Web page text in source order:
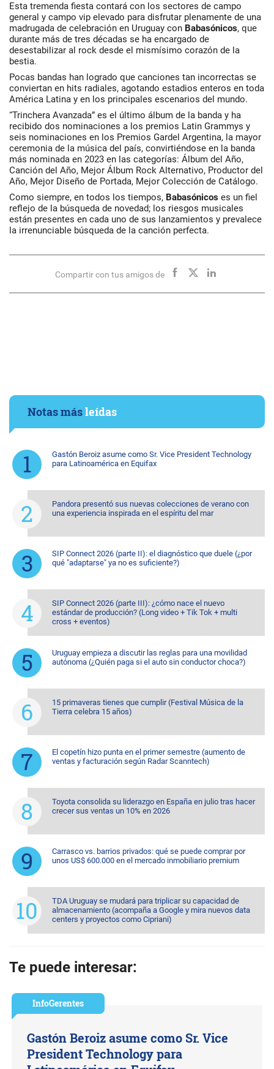
Esta tremenda fiesta contará con los sectores de campo
general y campo vip elevado para disfrutar plenamente de una
madrugada de celebración en Uruguay con Babasónicos, que
durante más de tres décadas se ha encargado de
desestabilizar al rock desde el mismísimo corazón de la
bestia.
Pocas bandas han logrado que canciones tan incorrectas se
conviertan en hits radiales, agotando estadios enteros en toda
América Latina y en los principales escenarios del mundo.
“Trinchera Avanzada” es el último álbum de la banda y ha
recibido dos nominaciones a los premios Latin Grammys y
seis nominaciones en los Premios Gardel Argentina, la mayor
ceremonia de la música del país, convirtiéndose en la banda
más nominada en 2023 en las categorías: Álbum del Año,
Canción del Año, Mejor Álbum Rock Alternativo, Productor del
Año, Mejor Diseño de Portada, Mejor Colección de Catálogo.
Como siempre, en todos los tiempos, Babasónicos es un fiel
reflejo de la búsqueda de novedad; los riesgos musicales
están presentes en cada uno de sus lanzamientos y prevalece
la irrenunciable búsqueda de la canción perfecta.
Compartir con tus amigos de
Notas másleídas
Gastón Beroiz asume como Sr. Vice President Technology
para Latinoamérica en Equifax
Pandora presentó sus nuevas colecciones de verano con
una experiencia inspirada en el espíritu del mar
SIP Connect 2026 (parte II): el diagnóstico que duele (¿por
qué "adaptarse" ya no es suficiente?)
SIP Connect 2026 (parte III): ¿cómo nace el nuevo
estándar de producción? (Long video + Tik Tok + multi
cross + eventos)
Uruguay empieza a discutir las reglas para una movilidad
autónoma (¿Quién paga si el auto sin conductor choca?)
15 primaveras tienes que cumplir (Festival Música de la
Tierra celebra 15 años)
El copetín hizo punta en el primer semestre (aumento de
ventas y facturación según Radar Scanntech)
Toyota consolida su liderazgo en España en julio tras hacer
crecer sus ventas un 10% en 2026
Carrasco vs. barrios privados: qué se puede comprar por
unos US$ 600.000 en el mercado inmobiliario premium
TDA Uruguay se mudará para triplicar su capacidad de
almacenamiento (acompaña a Google y mira nuevos data
centers y proyectos como Cipriani)
Te puede interesar:
InfoGerentes
Gastón Beroiz asume como Sr. Vice
President Technology para